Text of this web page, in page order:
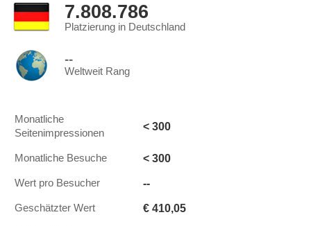
7.808.786
Platzierung in Deutschland
--
Weltweit Rang
Monatliche
Seitenimpressionen
< 300
Monatliche Besuche < 300
Wert pro Besucher --
Geschätzter Wert € 410,05